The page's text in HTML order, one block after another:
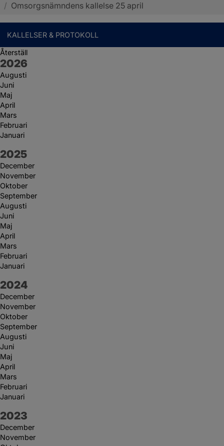
/ Omsorgsnämndens kallelse 25 april
KALLELSER & PROTOKOLL
Återställ
År:
2026
Augusti
Juni
Maj
April
Mars
Februari
Januari
År:
2025
December
November
Oktober
September
Augusti
Juni
Maj
April
Mars
Februari
Januari
År:
2024
December
November
Oktober
September
Augusti
Juni
Maj
April
Mars
Februari
Januari
År:
2023
December
November